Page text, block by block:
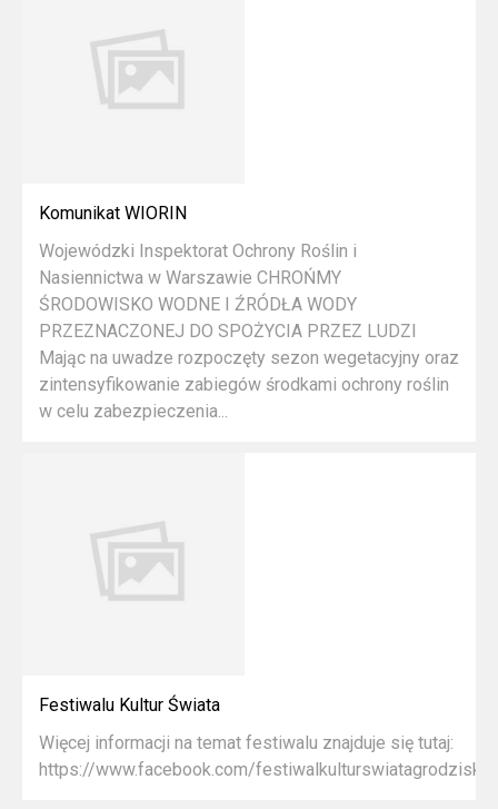
Komunikat WIORIN
Wojewódzki Inspektorat Ochrony Roślin i
Nasiennictwa w Warszawie CHROŃMY
ŚRODOWISKO WODNE I ŹRÓDŁA WODY
PRZEZNACZONEJ DO SPOŻYCIA PRZEZ LUDZI
Mając na uwadze rozpoczęty sezon wegetacyjny oraz
zintensyfikowanie zabiegów środkami ochrony roślin
w celu zabezpieczenia...
Festiwalu Kultur Świata
Więcej informacji na temat festiwalu znajduje się tutaj:
https://www.facebook.com/